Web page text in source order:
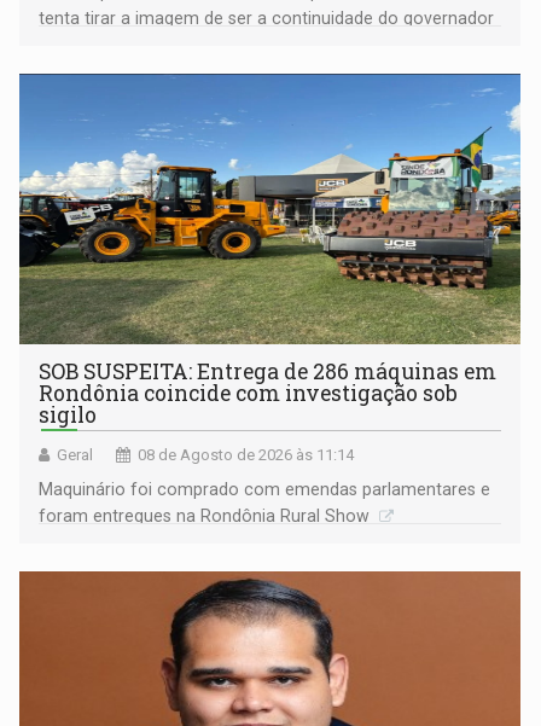
tenta tirar a imagem de ser a continuidade do governador
não ter entrado no modo eleição; ABAV faz evento em
SOB SUSPEITA: Entrega de 286 máquinas em
Rondônia coincide com investigação sob
sigilo
Geral 08 de Agosto de 2026 às 11:14
Maquinário foi comprado com emendas parlamentares e
foram entregues na Rondônia Rural Show